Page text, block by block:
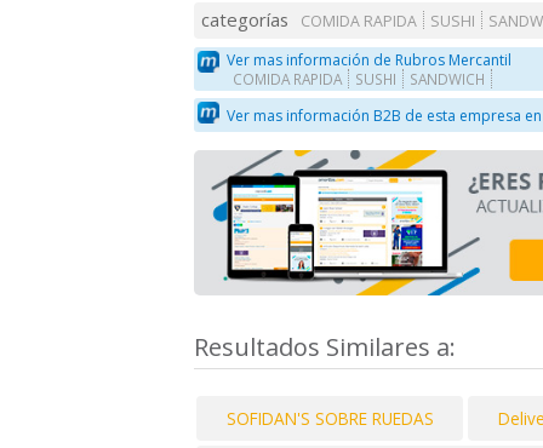
categorías COMIDA RAPIDA SUSHI
Ver mas información de Rubros Mercantil
COMIDA RAPIDA SUSHI SANDWICH
Ver mas información B2B de esta empresa
Resultados Similares a:
SOFIDAN'S SOBRE RUEDAS